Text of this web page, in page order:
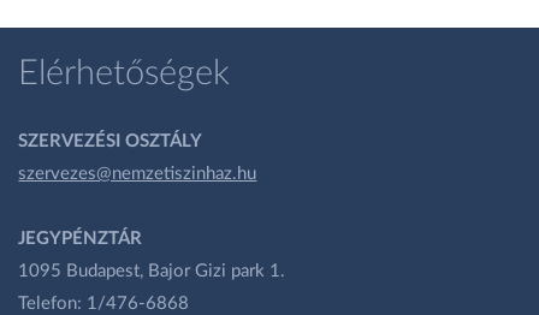
Elérhetőségek
SZERVEZÉSI OSZTÁLY
szervezes@nemzetiszinhaz.hu
JEGYPÉNZTÁR
1095 Budapest, Bajor Gizi park 1.
Telefon: 1/476-6868